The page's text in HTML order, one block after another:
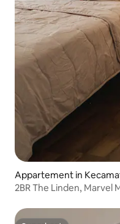
Appartement in
2BR The Linden, Marvel